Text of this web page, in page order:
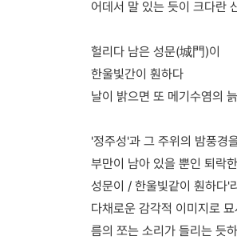
어데서 말 있는 듯이 크다란
헐리다 남은 성문(城門)이
한울빛간이 훤하다
날이 밝으면 또 메기수염의
'정주성'과 그 주위의 밤풍경
부만이 남아 있을 뿐인 퇴락
성문이 / 한울빛같이 훤하다'
다채로운 감각적 이미지로
름의 쪼는 소리가 들리는 듯